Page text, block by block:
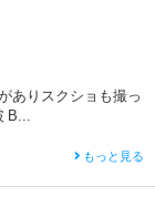
ありスクショも撮っ
B...
もっと見る